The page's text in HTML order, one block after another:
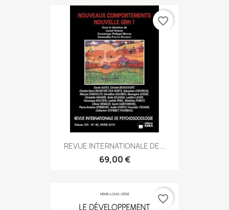
REVUE INTERNATIONALE DE...
69,00 €
favorite_border
favorite_border